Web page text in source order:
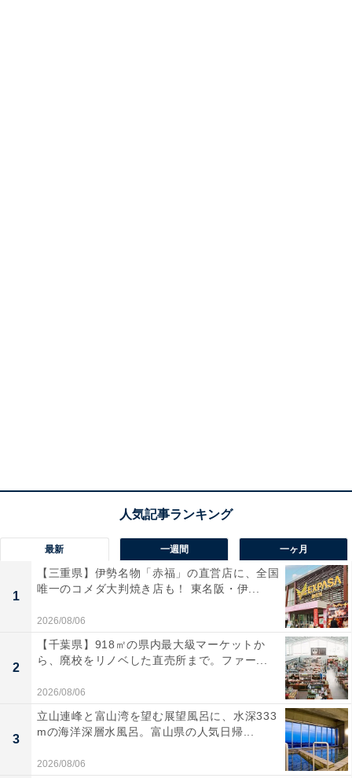
最新 一週間 一ヶ月
1
【三重県】伊勢名物「赤福」の直営店に、全国
唯一のコメダ大判焼き店も！ 東名阪・伊...
2026/08/06
2
【千葉県】918㎡の県内最大級マーケットか
ら、廃校をリノベした直売所まで。ファー...
2026/08/06
3
立山連峰と富山湾を望む展望風呂に、水深333
mの海洋深層水風呂。富山県の人気日帰...
2026/08/06